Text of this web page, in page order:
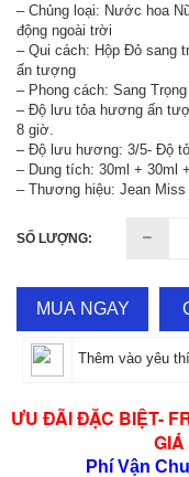
– Chủng loại: Nước hoa
động ngoài trời
– Qui cách: Hộp Đỏ sang
ấn tượng
– Phong cách: Sang
– Độ lưu tỏa hương ấn
8 giờ.
– Độ lưu hương: 3/5- Độ
– Dung tích: 30ml + 30ml
– Thương hiệu: Jean Miss
SỐ LƯỢNG:
MUA NGAY
Thêm vào yêu
ƯU ĐÃI ĐẶC BIỆT-
Phí Vận